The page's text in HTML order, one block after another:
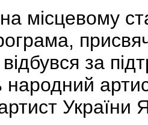
місцевому
за
народний